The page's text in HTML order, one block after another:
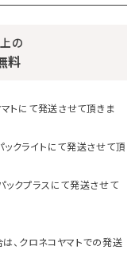
の
料
トにて発送させて頂きま
ックライトにて発送させて頂
ックプラスにて発送させて
、クロネコヤマトでの発送